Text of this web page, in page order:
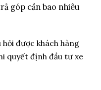
góp cần bao nhiêu
được khách hàng
quyết định đầu tư xe